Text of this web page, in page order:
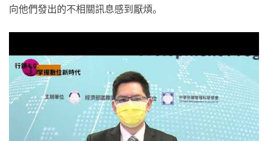
向他們發出的不相關訊息感到厭煩。